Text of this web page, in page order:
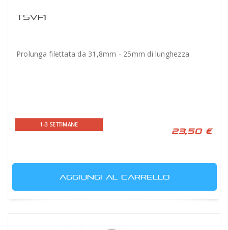
TSVF1
Prolunga filettata da 31,8mm - 25mm di lunghezza
1-3 SETTIMANE
23,50 €
AGGIUNGI AL CARRELLO